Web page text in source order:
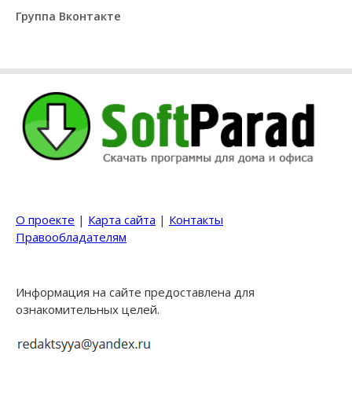
Группа Вконтакте
О проекте | Карта сайта | Контакты
Правообладателям
Информация на сайте предоставлена для
ознакомительных целей.